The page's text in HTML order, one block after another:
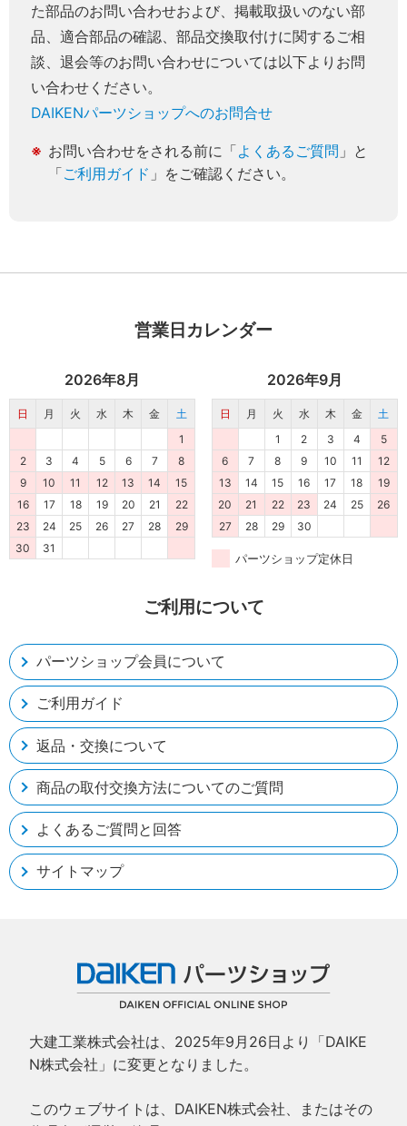
た部品のお問い合わせおよび、掲載取扱いのない部
品、適合部品の確認、部品交換取付けに関するご相
談、退会等のお問い合わせについては以下よりお問
い合わせください。
DAIKENパーツショップへのお問合せ
お問い合わせをされる前に「よくあるご質問 」と
「ご利用ガイド 」をご確認ください。
ご利用について
パーツショップ会員について
ご利用ガイド
返品・交換について
商品の取付交換方法についてのご質問
よくあるご質問と回答
サイトマップ
営業日カレンダー
2026年8月
日 月 火 水 木 金
土
1
2
3 4 5 6 7
8
9
10 11 12 13 14
15
16
17 18 19 20 21
22
23
24 25 26 27 28
29
30
31
2026年9月
日 月 火 水 木 金
土
1
2 3 4
5
6
7 8 9 10 11
12
13
14 15 16 17 18
19
20
21 22 23 24 25
26
27
28 29 30
パーツショップ定休日
大建工業株式会社は、2025年9月26日より「DAIKE
N株式会社」に変更となりました。
このウェブサイトは、DAIKEN株式会社、またはその